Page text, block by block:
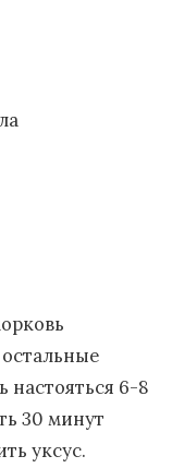
остальные
настояться 6-8
30 минут
уксус.